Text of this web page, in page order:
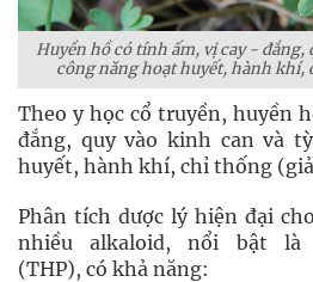
Huyền hồ có tính ấm, vị cay - đắng,
công năng hoạt huyết, hành
Theo y học cổ truyền, huyền
đắng, quy vào kinh can và
huyết, hành khí, chỉ thống
Phân tích dược lý hiện đại
nhiều alkaloid, nổi bật là
(THP), có khả năng: